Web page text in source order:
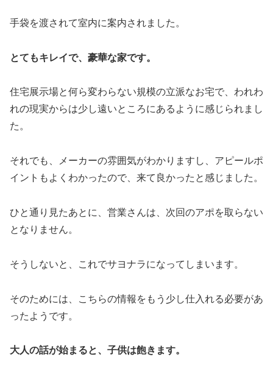
手袋を渡されて室内に案内されました。
とてもキレイで、豪華な家です。
住宅展示場と何ら変わらない規模の立派なお宅で、われわ
れの現実からは少し遠いところにあるように感じられまし
た。
それでも、メーカーの雰囲気がわかりますし、アピールポ
イントもよくわかったので、来て良かったと感じました。
ひと通り見たあとに、営業さんは、次回のアポを取らない
となりません。
そうしないと、これでサヨナラになってしまいます。
そのためには、こちらの情報をもう少し仕入れる必要があ
ったようです。
大人の話が始まると、子供は飽きます。